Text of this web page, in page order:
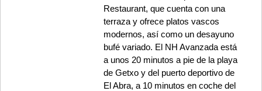
Restaurant, que cuenta con una
terraza y ofrece platos vascos
modernos, así como un desayuno
bufé variado. El NH Avanzada está
a unos 20 minutos a pie de la playa
de Getxo y del puerto deportivo de
El Abra, a 10 minutos en coche del